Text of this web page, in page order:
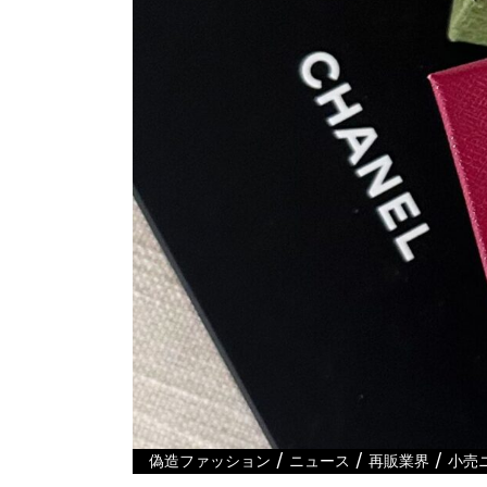
偽造ファッション / ニュース / 再販業界 / 小売